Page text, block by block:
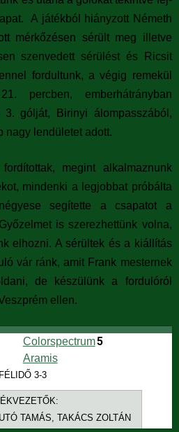
A játékból hiányzott Németh
mérkőzésen sérült meg illetve
szenvedett sérülést és Ricsit
fordultunk, a végig remekül
percben, emberhátrányban
3. gólját, Birinyi álompasszából,
nagy lendületet adott.
megint alkalmaznunk
mindenki a legjobbat próbálta
segítette a csapatot a
is szerezhettünk volna,
elhozni. A sérültek és a kiállítás
vár ránk, amit Frank mesternek
de készülünk a fordulóról
ellen.
Colorspectrum
Aramis
5
FÉLIDŐ 3-3
TAMÁS, TAKÁCS ZOLTÁN